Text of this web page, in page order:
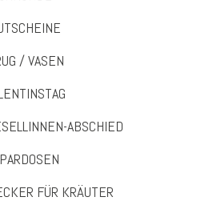
/ VASEN
ABSCHIED
FÜR KRÄUTER